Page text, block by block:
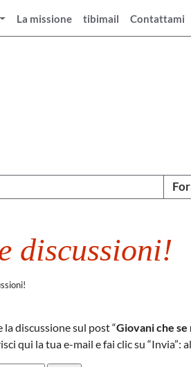
La missione tibimail Contattami
discussioni!
la discussione sul post “Giovani che
qui la tua e-mail e fai clic su “Invia”: